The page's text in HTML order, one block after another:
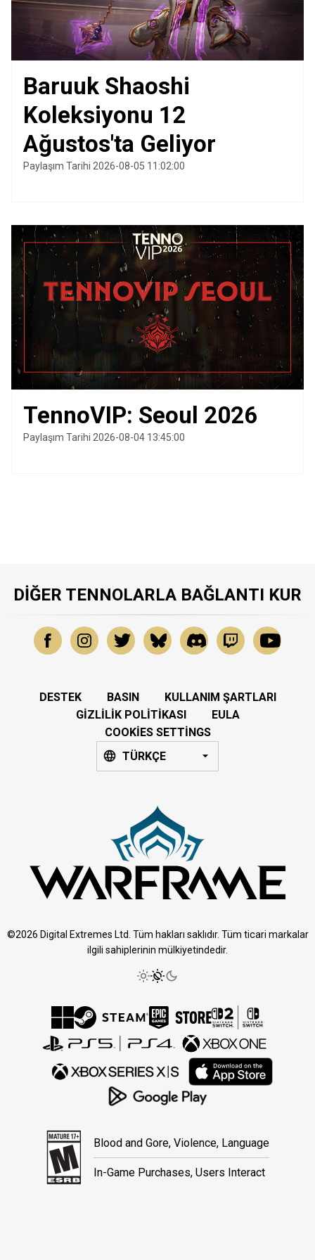
Baruuk Shaoshi
Koleksiyonu 12
Ağustos'ta Geliyor
Paylaşım Tarihi 2026-08-05 11:02:00
TennoVIP: Seoul 2026
Paylaşım Tarihi 2026-08-04 13:45:00
DIĞER TENNOLARLA BAĞLANTI KUR
DESTEK BASIN
KULLANIM ŞARTLARI
GIZLILIK POLITIKASI
EULA
COOKIES SETTINGS
TÜRKÇE
©2026 Digital Extremes Ltd. Tüm hakları saklıdır. Tüm ticari markalar
ilgili sahiplerinin mülkiyetindedir.
Blood and Gore, Violence, Language
In-Game Purchases, Users Interact